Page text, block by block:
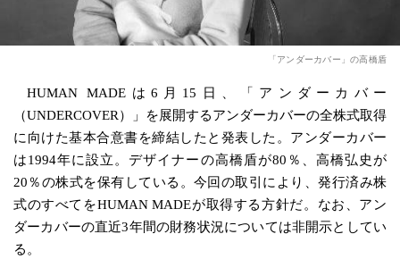
「アンダーカバー」の高橋盾
HUMAN MADEは6月15日、「アンダーカバー
（UNDERCOVER）」を展開するアンダーカバーの全株式取得
に向けた基本合意書を締結したと発表した。アンダーカバー
は1994年に設立。デザイナーの高橋盾が80％、高橋弘史が
20％の株式を保有している。今回の取引により、発行済み株
式のすべてをHUMAN MADEが取得する方針だ。なお、アン
ダーカバーの直近3年間の財務状況については非開示としてい
る。